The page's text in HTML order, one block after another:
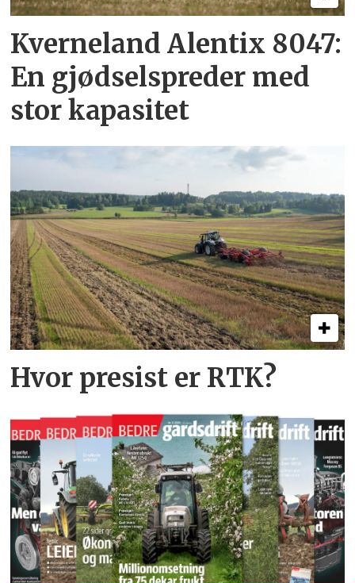
Kverneland Alentix 8047:
En gjødsel­spreder med
stor kapasitet
Hvor presist er RTK?